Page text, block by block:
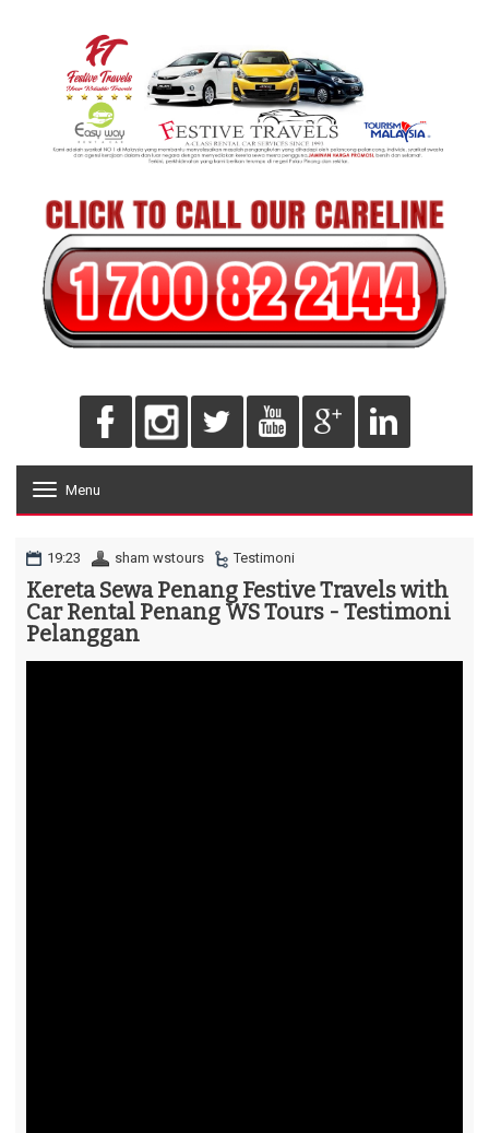
o
e
n
Menu
19:23 sham wstours Testimoni
Kereta Sewa Penang Festive Travels with
Car Rental Penang WS Tours - Testimoni
Pelanggan